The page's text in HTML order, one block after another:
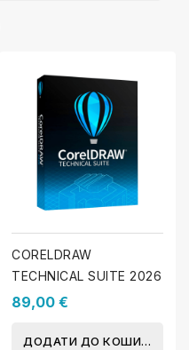
CORELDRAW
TECHNICAL SUITE 2026
89,00 €
ДОДАТИ ДО КОШИКА